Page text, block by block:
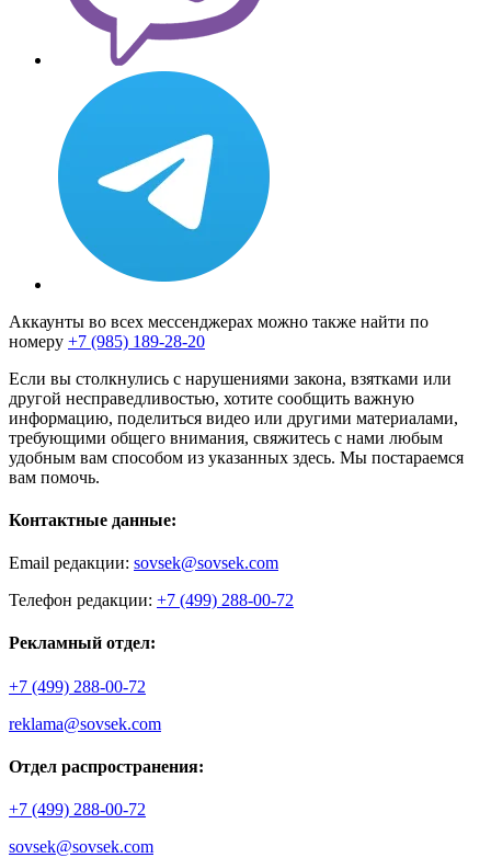
Аккаунты во всех мессенджерах можно также найти по
номеру +7 (985) 189-28-20
Если вы столкнулись с нарушениями закона, взятками или
другой несправедливостью, хотите сообщить важную
информацию, поделиться видео или другими материалами,
требующими общего внимания, свяжитесь с нами любым
удобным вам способом из указанных здесь. Мы постараемся
вам помочь.
Контактные данные:
Email редакции: sovsek@sovsek.com
Телефон редакции: +7 (499) 288-00-72
Рекламный отдел:
+7 (499) 288-00-72
reklama@sovsek.com
Отдел распространения:
+7 (499) 288-00-72
sovsek@sovsek.com